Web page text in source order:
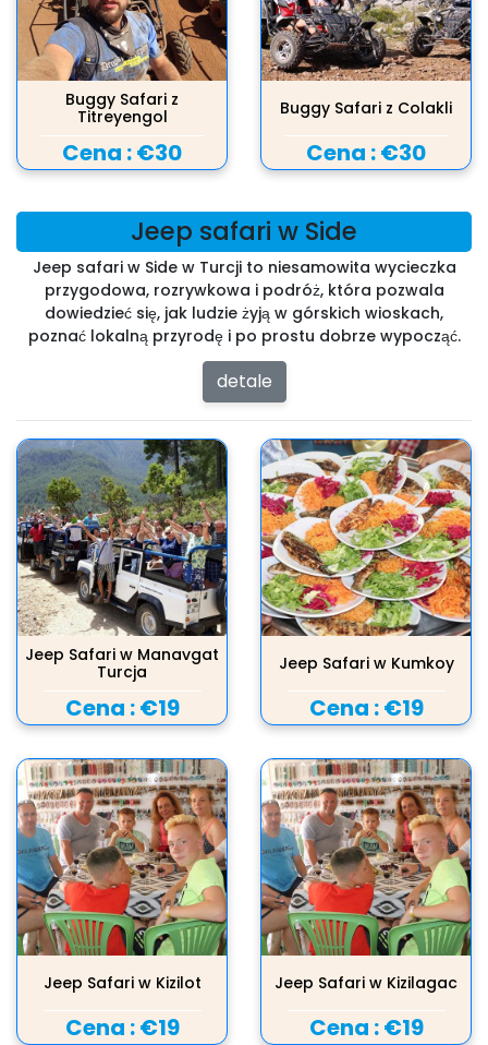
Buggy Safari z
Titreyengol
Cena :€30
Buggy Safari z Colakli
Cena :€30
Jeep safari w Side
Jeep safari w Side w Turcji to niesamowita wycieczka
przygodowa, rozrywkowa i podróż, która pozwala
dowiedzieć się, jak ludzie żyją w górskich wioskach,
poznać lokalną przyrodę i po prostu dobrze wypocząć.
detale
Jeep Safari w Manavgat
Turcja
Cena :€19
Jeep Safari w Kumkoy
Cena :€19
Jeep Safari w Kizilot
Cena :€19
Jeep Safari w Kizilagac
Cena :€19